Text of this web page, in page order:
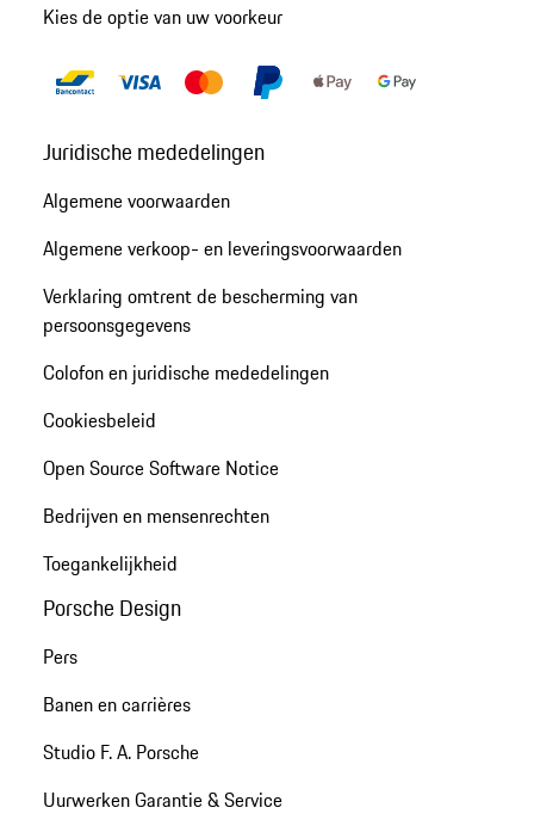
Kies de optie van uw voorkeur
Juridische mededelingen
Algemene voorwaarden
Algemene verkoop- en leveringsvoorwaarden
Verklaring omtrent de bescherming van
persoonsgegevens
Colofon en juridische mededelingen
Cookiesbeleid
Open Source Software Notice
Bedrijven en mensenrechten
Toegankelijkheid
Porsche Design
Pers
Banen en carrières
Studio F. A. Porsche
Uurwerken Garantie & Service